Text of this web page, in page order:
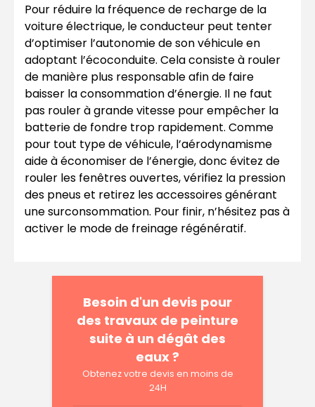
Pour réduire la fréquence de recharge de la
voiture électrique, le conducteur peut tenter
d’optimiser l’autonomie de son véhicule en
adoptant l’écoconduite. Cela consiste à rouler
de manière plus responsable afin de faire
baisser la consommation d’énergie. Il ne faut
pas rouler à grande vitesse pour empêcher la
batterie de fondre trop rapidement. Comme
pour tout type de véhicule, l’aérodynamisme
aide à économiser de l’énergie, donc évitez de
rouler les fenêtres ouvertes, vérifiez la pression
des pneus et retirez les accessoires générant
une surconsommation. Pour finir, n’hésitez pas à
activer le mode de freinage régénératif.
Besoin d'un devis pour
des travaux de peinture
suite à un dégât des
eaux ?
Obtenez votre devis en moins de
24H